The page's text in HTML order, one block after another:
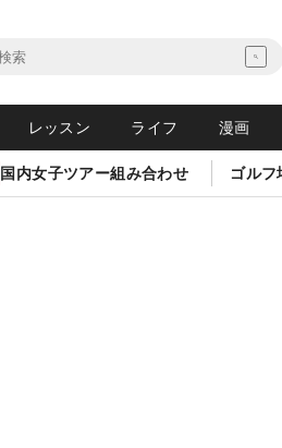
レッスン ライフ 漫画
国内女子ツアー組み合わせ ゴル